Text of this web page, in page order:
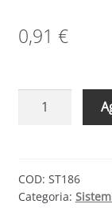
0,91 €
PIASTRA
PER
COD: ST186
Categoria: